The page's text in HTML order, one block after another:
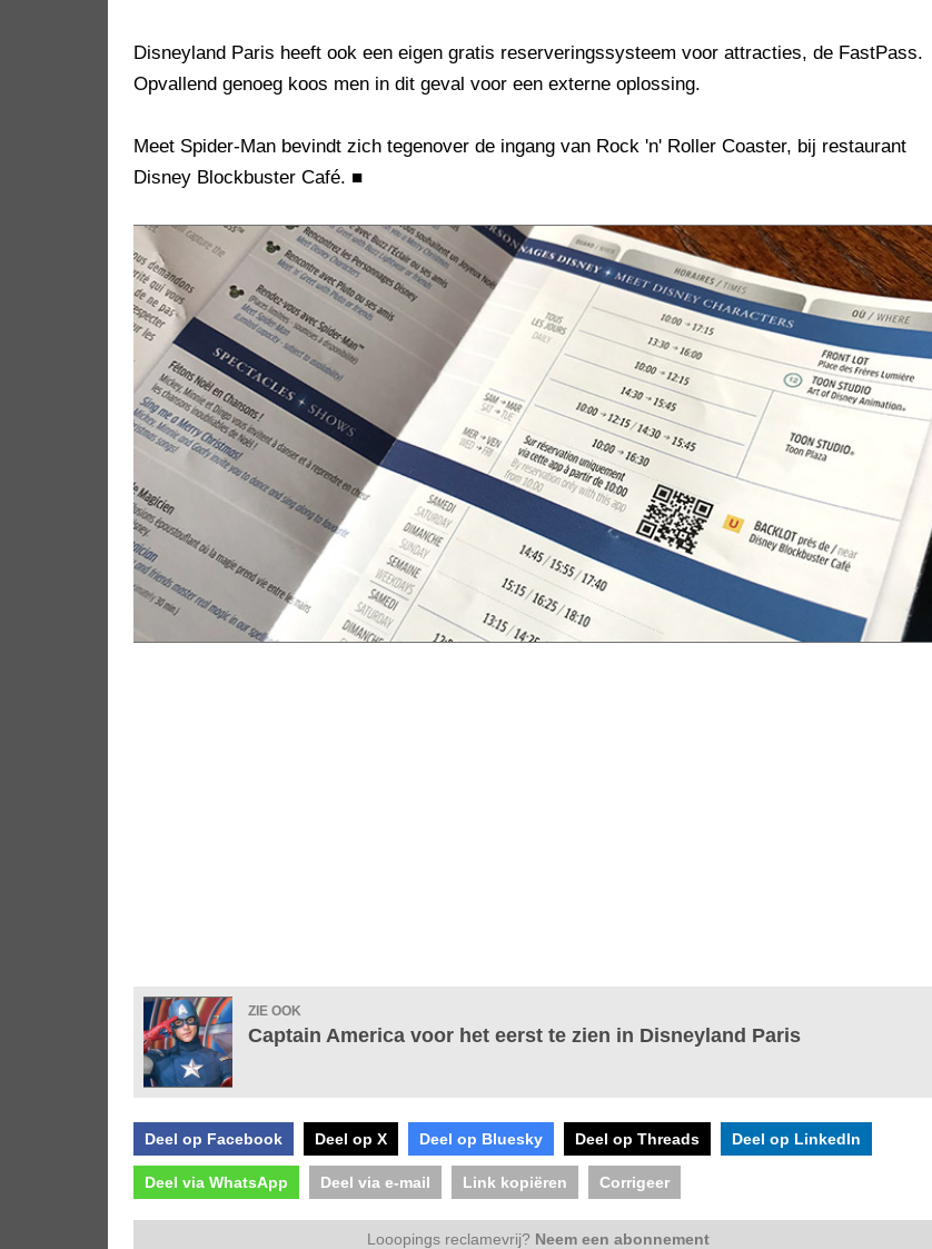
Disneyland Paris heeft ook een eigen gratis reserveringssysteem voor attracties, de FastPass.
Opvallend genoeg koos men in dit geval voor een externe oplossing.
Meet Spider-Man bevindt zich tegenover de ingang van Rock 'n' Roller Coaster, bij restaurant
Disney Blockbuster Café. ■
ZIE OOK
Captain America voor het eerst te zien in Disneyland Paris
Deel op Facebook Deel op X Deel op Bluesky Deel op Threads Deel op LinkedIn
Deel via WhatsApp Deel via e-mail Link kopiëren Corrigeer
Looopings reclamevrij? Neem een abonnement